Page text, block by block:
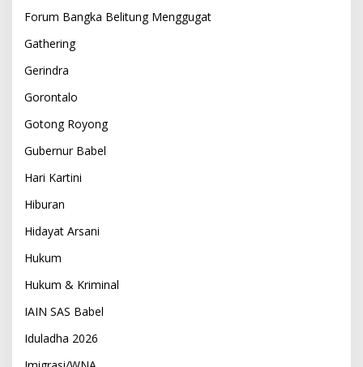
Forum Bangka Belitung Menggugat
Gathering
Gerindra
Gorontalo
Gotong Royong
Gubernur Babel
Hari Kartini
Hiburan
Hidayat Arsani
Hukum
Hukum & Kriminal
IAIN SAS Babel
Iduladha 2026